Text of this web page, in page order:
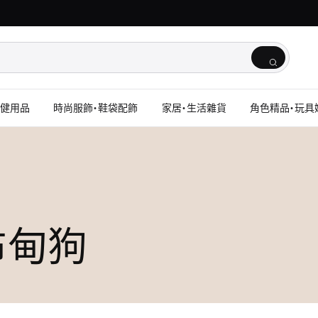
用品 時尚服飾・鞋袋配飾 家居・生活雜貨 角色精品・玩具
狗